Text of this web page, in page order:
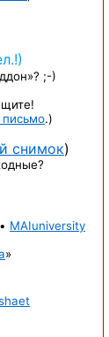
;-)
.)
снимок)
MAIuniversity
»